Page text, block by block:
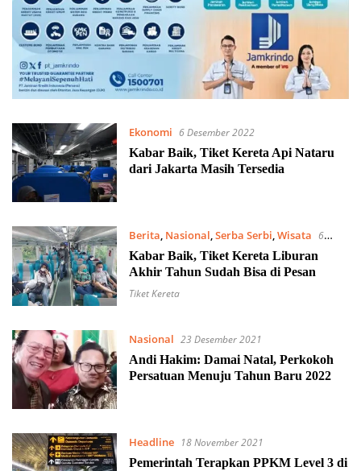
Ekonomi 6 Desember 2022
Kabar Baik, Tiket Kereta Api Nataru
dari Jakarta Masih Tersedia
Berita, Nasional,Serba Serbi,Wisata 6
November 2022
Kabar Baik, Tiket Kereta Liburan
Akhir Tahun Sudah Bisa di Pesan
Tiket Kereta
Nasional 23 Desember 2021
Andi Hakim: Damai Natal, Perkokoh
Persatuan Menuju Tahun Baru 2022
Headline
18 November 2021
Pemerintah Terapkan PPKM Level 3 di